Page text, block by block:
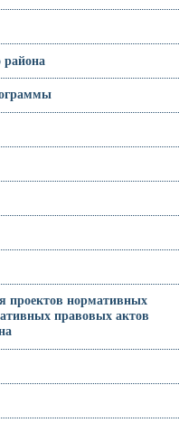
района
проектов нормативных
правовых актов